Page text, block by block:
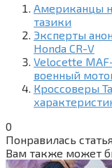
Американцы
тазики
Эксперты
Honda CR-V
Velocette
военный
Кроссоверы
0
Понравилась
Вам также может